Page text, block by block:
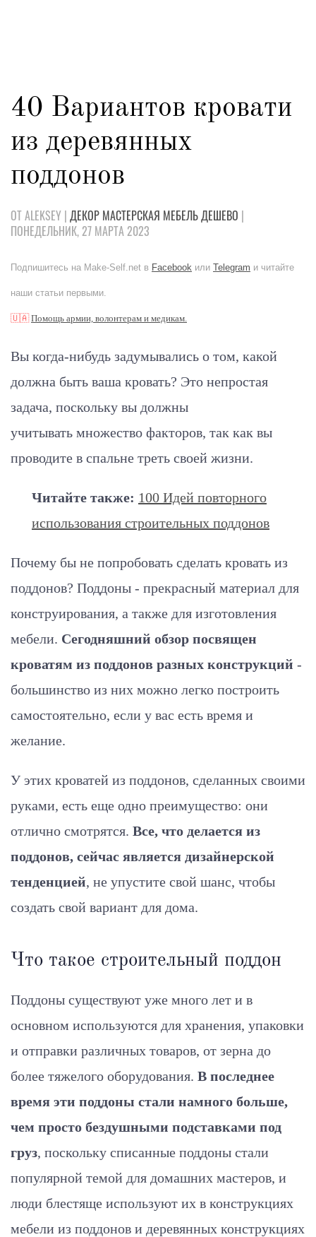
40 Вариантов кровати
из деревянных
поддонов
ОТ ALEKSEY | ДЕКОР МАСТЕРСКАЯ МЕБЕЛЬДЕШЕВО |
ПОНЕДЕЛЬНИК, 27 МАРТА 2023
Подпишитесь на Make-Self.net в Facebook или Telegram и читайте
наши статьи первыми.
🇺🇦Помощь армии, волонтерам и медикам.
Вы когда-нибудь задумывались о том, какой
должна быть ваша кровать? Это непростая
задача, поскольку вы должны
учитывать множество факторов, так как вы
проводите в спальне треть своей жизни.
Читайте также: 100 Идей повторного
использования строительных поддонов
Почему бы не попробовать сделать кровать из
поддонов? Поддоны - прекрасный материал для
конструирования, а также для изготовления
мебели. Сегодняшний обзор посвящен
кроватям из поддонов разных конструкций -
большинство из них можно легко построить
самостоятельно, если у вас есть время и
желание.
У этих кроватей из поддонов, сделанных своими
руками, есть еще одно преимущество: они
отлично смотрятся. Все, что делается из
поддонов, сейчас является дизайнерской
тенденцией, не упустите свой шанс, чтобы
создать свой вариант для дома.
Что такое строительный поддон
Поддоны существуют уже много лет и в
основном используются для хранения, упаковки
и отправки различных товаров, от зерна до
более тяжелого оборудования. В последнее
время эти поддоны стали намного больше,
чем просто бездушными подставками под
груз, поскольку списанные поддоны стали
популярной темой для домашних мастеров, и
люди блестяще используют их в конструкциях
мебели из поддонов и деревянных конструкциях